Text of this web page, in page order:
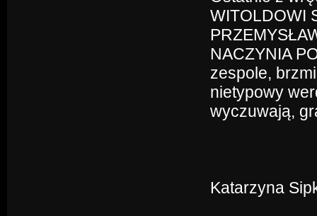
WITOLDOWI
NACZYNIA
zespole,
nietypowy
wyczuwają,
Katarzyna